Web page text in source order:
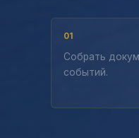
01
Собрать
событий.